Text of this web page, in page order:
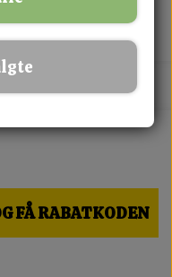
FOR 2
FÅ RABATKODEN